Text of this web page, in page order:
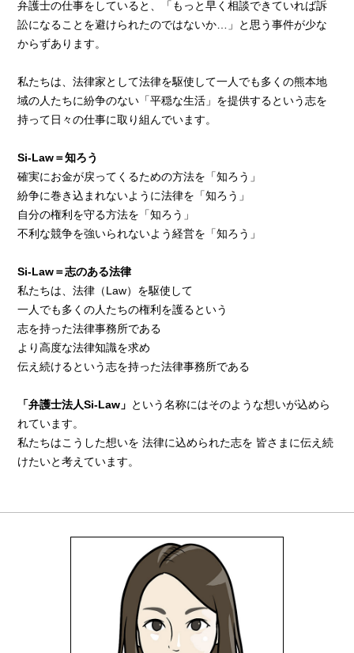
弁護士の仕事をしていると、「もっと早く相談できていれば訴
訟になることを避けられたのではないか…」と思う事件が少な
からずあります。
私たちは、法律家として法律を駆使して一人でも多くの熊本地
域の人たちに紛争のない「平穏な生活」を提供するという志を
持って日々の仕事に取り組んでいます。
Si-Law＝知ろう
確実にお金が戻ってくるための方法を「知ろう」
紛争に巻き込まれないように法律を「知ろう」
自分の権利を守る方法を「知ろう」
不利な競争を強いられないよう経営を「知ろう」
Si-Law＝志のある法律
私たちは、法律（Law）を駆使して
一人でも多くの人たちの権利を護るという
志を持った法律事務所である
より高度な法律知識を求め
伝え続けるという志を持った法律事務所である
「弁護士法人Si-Law」 という名称にはそのような想いが込めら
れています。
私たちはこうした想いを 法律に込められた志を 皆さまに伝え続
けたいと考えています。